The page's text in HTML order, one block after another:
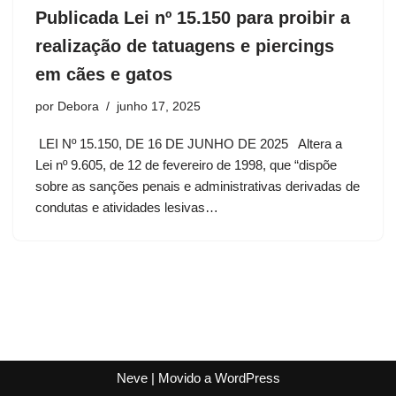
Publicada Lei nº 15.150 para proibir a
realização de tatuagens e piercings
em cães e gatos
por Debora junho 17, 2025
LEI Nº 15.150, DE 16 DE JUNHO DE 2025 Altera a
Lei nº 9.605, de 12 de fevereiro de 1998, que “dispõe
sobre as sanções penais e administrativas derivadas de
condutas e atividades lesivas…
Neve| Movido a WordPress